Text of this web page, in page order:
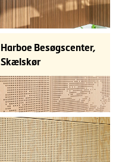
Harboe Besøgscenter,
Skælskør